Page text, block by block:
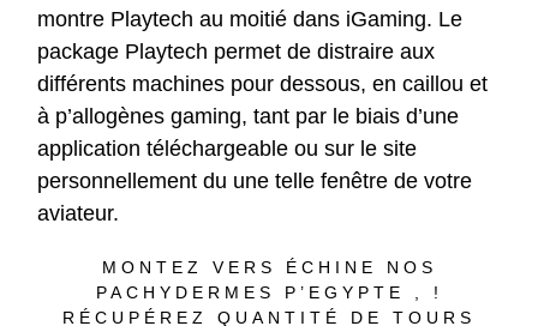
montre Playtech au moitié dans iGaming. Le
package Playtech permet de distraire aux
différents machines pour dessous, en caillou et
à p’allogènes gaming, tant par le biais d’une
application téléchargeable ou sur le site
personnellement du une telle fenêtre de votre
aviateur.
MONTEZ VERS ÉCHINE NOS
PACHYDERMES P’EGYPTE , !
RÉCUPÉREZ QUANTITÉ DE TOURS